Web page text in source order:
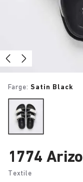
Farge: Satin Black
1774
Textile